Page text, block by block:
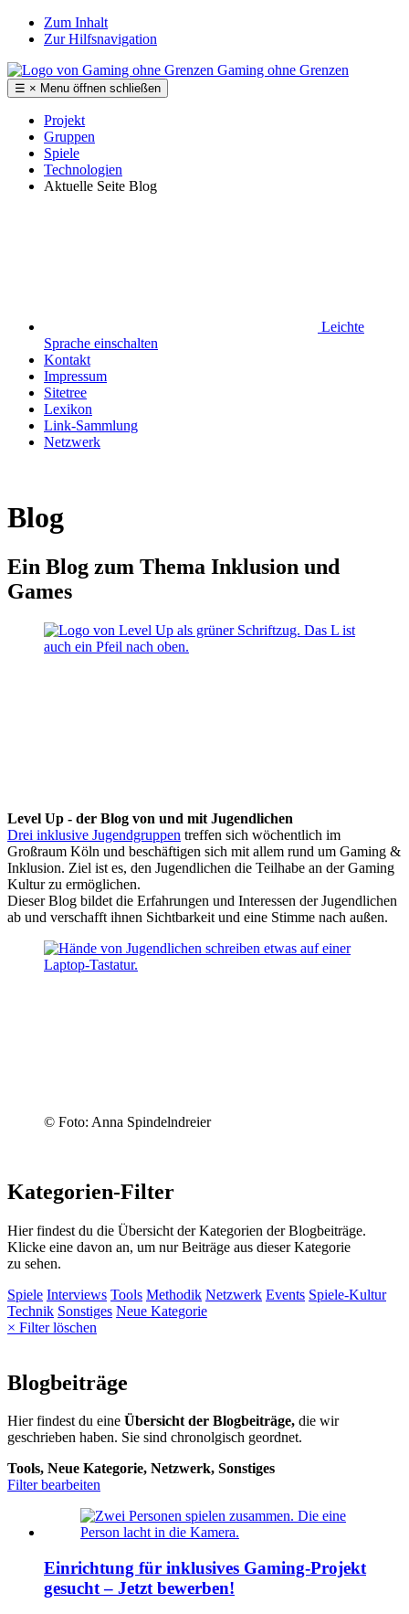
Zum Inhalt
Zur Hilfsnavigation
Gaming ohne Grenzen
☰ × Menu öffnen schließen
Projekt
Gruppen
Spiele
Technologien
Aktuelle Seite Blog
Leichte
Sprache einschalten
Kontakt
Impressum
Sitetree
Lexikon
Link-Sammlung
Netzwerk
Blog
Ein Blog zum Thema Inklusion und
Games
Level Up - der Blog von und mit Jugendlichen
Drei inklusive Jugendgruppen treffen sich wöchentlich im
Großraum Köln und beschäftigen sich mit allem rund um Gaming &
Inklusion. Ziel ist es, den Jugendlichen die Teilhabe an der Gaming
Kultur zu ermöglichen.
Dieser Blog bildet die Erfahrungen und Interessen der Jugendlichen
ab und verschafft ihnen Sichtbarkeit und eine Stimme nach außen.
© Foto: Anna Spindelndreier
Kategorien-Filter
Hier findest du die Übersicht der Kategorien der Blogbeiträge.
Klicke eine davon an, um nur Beiträge aus dieser Kategorie
zu sehen.
Spiele Interviews Tools Methodik Netzwerk Events Spiele-Kultur
Technik Sonstiges Neue Kategorie
× Filter löschen
Blogbeiträge
Hier findest du eine Übersicht der Blogbeiträge, die wir
geschrieben haben. Sie sind chronolgisch geordnet.
Tools, Neue Kategorie, Netzwerk, Sonstiges
Filter bearbeiten
Einrichtung für inklusives Gaming-Projekt
gesucht – Jetzt bewerben!